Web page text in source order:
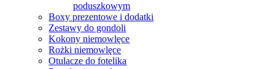
poduszkowym
Boxy prezentowe i dodatki
Zestawy do gondoli
Kokony niemowlęce
Rożki niemowlęce
Otulacze do fotelika